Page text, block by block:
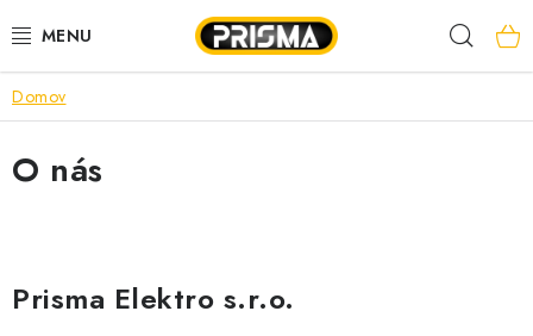
na
AKCIE
LED PÁSY
ROZVÁDZAČE
Domov
O nás
Prisma Elektro s.r.o.